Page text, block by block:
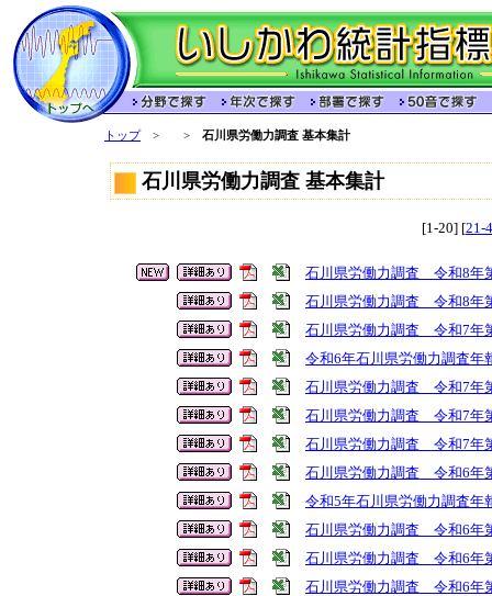
トップ> > 石川県労働力調査 基本集計
石川県労働力調査 基本集計
[1-20] [21-
石川県労働力調査 令和8年
石川県労働力調査 令和8年
石川県労働力調査 令和7年
令和6年石川県労働力調査年
石川県労働力調査 令和7年
石川県労働力調査 令和7年
石川県労働力調査 令和7年
石川県労働力調査 令和6年
令和5年石川県労働力調査年
石川県労働力調査 令和6年
石川県労働力調査 令和6年
石川県労働力調査 令和6年